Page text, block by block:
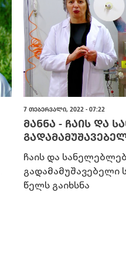
7 ᲗᲔᲑᲔᲠᲕᲐᲚᲘ, 2022 - 07:22
ᲛᲐᲜᲜᲐ - ᲩᲐᲘᲡ ᲓᲐ
ჩაის და
გადამამუშავებელი
წელს გაიხსნა